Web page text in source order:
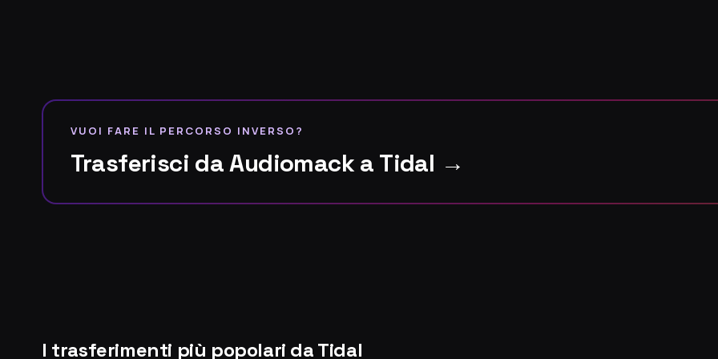
VUOI FARE IL PERCORSO INVERSO?
Trasferisci da Audiomack a Tidal →
I trasferimenti più popolari da Tidal